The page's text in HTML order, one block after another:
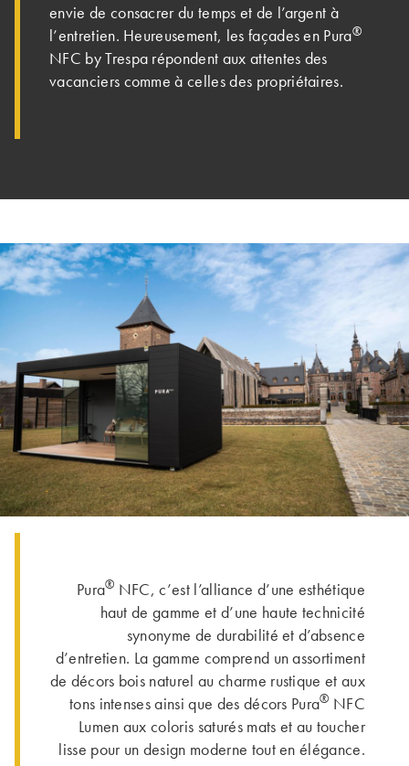
envie de consacrer du temps et de l’argent à
l’entretien. Heureusement, les façades en Pura®
NFC by Trespa répondent aux attentes des
vacanciers comme à celles des propriétaires.
Pura® NFC, c’est l’alliance d’une esthétique
haut de gamme et d’une haute technicité
synonyme de durabilité et d’absence
d’entretien. La gamme comprend un assortiment
de décors bois naturel au charme rustique et aux
tons intenses ainsi que des décors Pura® NFC
Lumen aux coloris saturés mats et au toucher
lisse pour un design moderne tout en élégance.